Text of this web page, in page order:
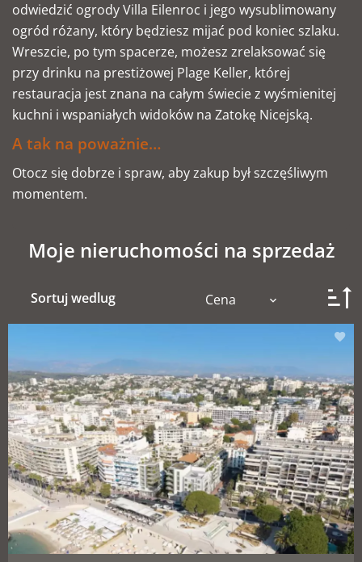
odwiedzić ogrody Villa Eilenroc i jego wysublimowany
ogród różany, który będziesz mijać pod koniec szlaku.
Wreszcie, po tym spacerze, możesz zrelaksować się
przy drinku na prestiżowej Plage Keller, której
restauracja jest znana na całym świecie z wyśmienitej
kuchni i wspaniałych widoków na Zatokę Nicejską.
A tak na poważnie…
Otocz się dobrze i spraw, aby zakup był szczęśliwym
momentem.
Moje nieruchomości na sprzedaż
Sortuj wedlug Cena